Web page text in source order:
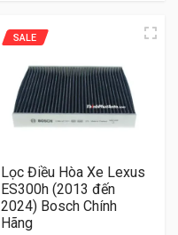
SALE
Lọc Điều Hòa Xe Lexus
ES300h (2013 đến
2024) Bosch Chính
Hãng